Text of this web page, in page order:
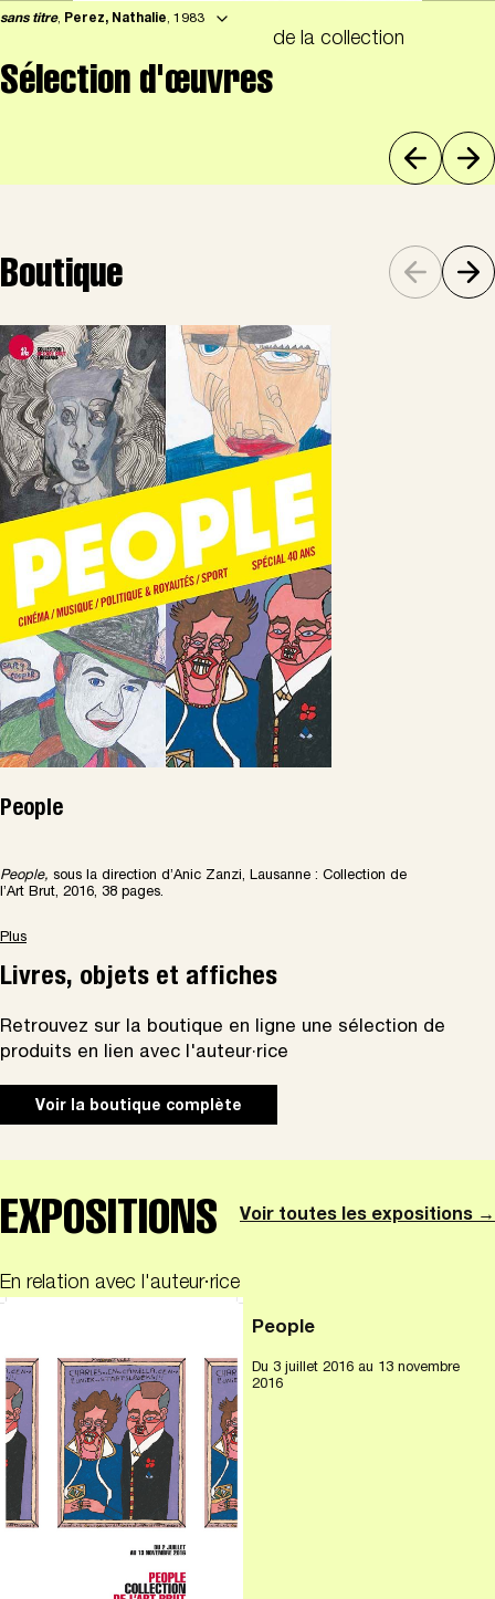
sans titre, Perez, Nathalie, 1983
Sélection d'œuvres
de la collection
Boutique
People
People, sous la direction d’Anic Zanzi, Lausanne : Collection de
l’Art Brut, 2016, 38 pages.
Plus
Livres, objets et affiches
Retrouvez sur la boutique en ligne une sélection de
produits en lien avec l'auteur·rice
Voir la boutique complète
EXPOSITIONS Voir toutes les expositions →
En relation avec l'auteur·rice
People
Du 3 juillet 2016 au 13 novembre
2016